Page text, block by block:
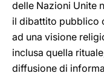
delle Nazioni Unite
il dibattito pubblico
ad una visione
inclusa quella
diffusione di